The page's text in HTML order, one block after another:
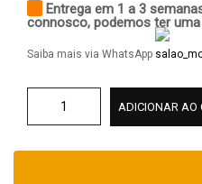
Entrega em 1 a 3
connosco, podemos ter
Saiba mais via WhatsApp
ADICIONAR AO